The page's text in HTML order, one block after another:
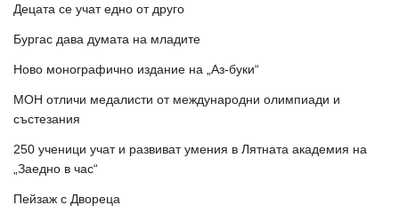
Децата се учат едно от друго
Бургас дава думата на младите
Ново монографично издание на „Аз-буки“
МОН отличи медалисти от международни олимпиади и
състезания
250 ученици учат и развиват умения в Лятната академия на
„Заедно в час“
Пейзаж с Двореца